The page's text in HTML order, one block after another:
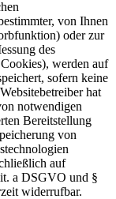
von Ihnen
oder zur
des
werden auf
sofern keine
hat
notwendigen
Bereitstellung
von
auf
a DSGVO und §
widerrufbar.